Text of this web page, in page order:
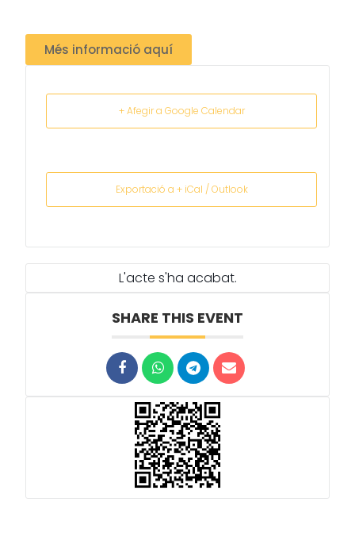
L'acte s'ha acabat.
SHARE THIS EVENT
Més informació aquí
+ Afegir a Google Calendar
Exportació a + iCal / Outlook